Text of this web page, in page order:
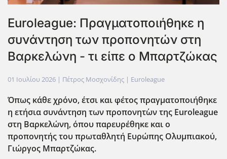
Euroleague: Πραγματοποιήθηκε η
συνάντηση των προπονητών στη
Βαρκελώνη - τι είπε ο Μπαρτζώκας
01 Ιουλίου 2026 | Πέτρος Μοσχονίδης | Euroleague
Όπως κάθε χρόνο, έτσι και φέτος πραγματοποιήθηκε
η ετήσια συνάντηση των προπονητ΄ων της Euroleague
στη Βαρκελώνη, όπου παρευρέθηκε και ο
προπονητής του πρωταθλητή Ευρώπης Ολυμπιακού,
Γιώργος Μπαρτζώκας.